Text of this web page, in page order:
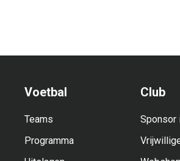
Voetbal
Teams
Programma
Club
Sponsor